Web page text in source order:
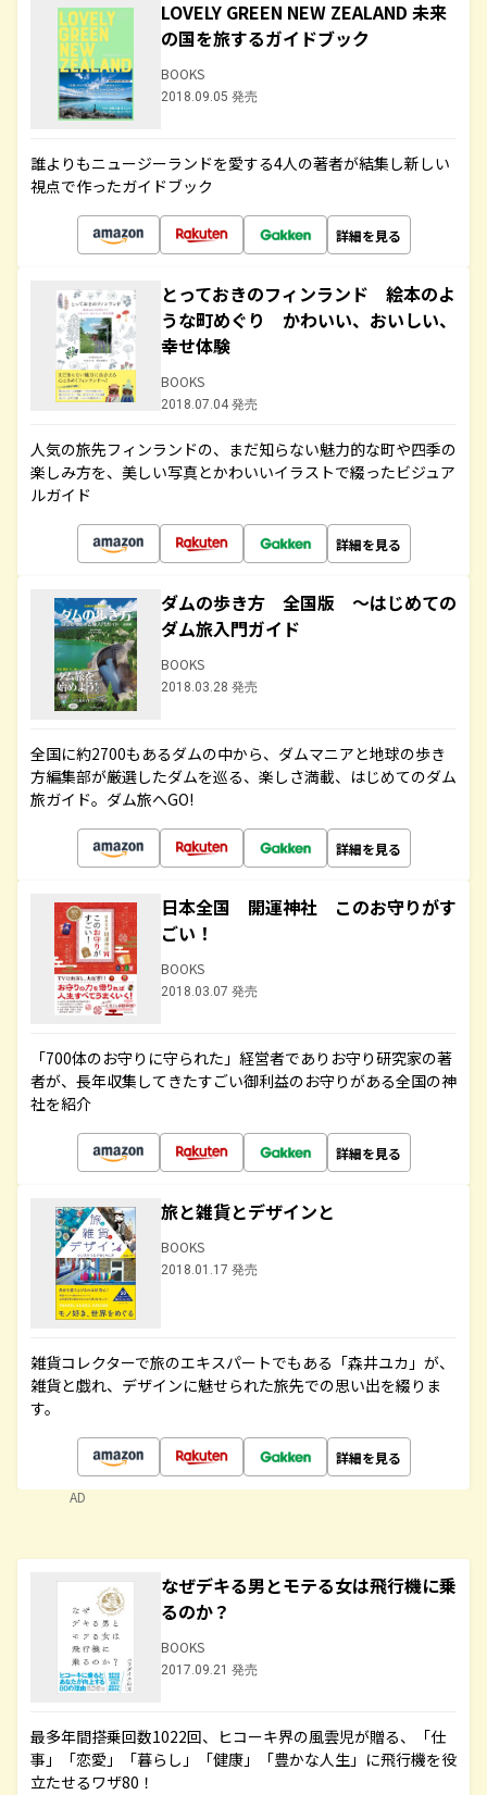
LOVELY GREEN NEW ZEALAND 未来
の国を旅するガイドブック
BOOKS
2018.09.05 発売
誰よりもニュージーランドを愛する4人の著者が結集し新しい
視点で作ったガイドブック
詳細を見る
とっておきのフィンランド 絵本のよ
うな町めぐり かわいい、おいしい、
幸せ体験
BOOKS
2018.07.04 発売
人気の旅先フィンランドの、まだ知らない魅力的な町や四季の
楽しみ方を、美しい写真とかわいいイラストで綴ったビジュア
ルガイド
詳細を見る
ダムの歩き方 全国版 ～はじめての
ダム旅入門ガイド
BOOKS
2018.03.28 発売
全国に約2700もあるダムの中から、ダムマニアと地球の歩き
方編集部が厳選したダムを巡る、楽しさ満載、はじめてのダム
旅ガイド。ダム旅へGO!
詳細を見る
日本全国 開運神社 このお守りがす
ごい！
BOOKS
2018.03.07 発売
「700体のお守りに守られた」経営者でありお守り研究家の著
者が、長年収集してきたすごい御利益のお守りがある全国の神
社を紹介
詳細を見る
旅と雑貨とデザインと
BOOKS
2018.01.17 発売
雑貨コレクターで旅のエキスパートでもある「森井ユカ」が、
雑貨と戯れ、デザインに魅せられた旅先での思い出を綴りま
す。
詳細を見る
AD
なぜデキる男とモテる女は飛行機に乗
るのか？
BOOKS
2017.09.21 発売
最多年間搭乗回数1022回、ヒコーキ界の風雲児が贈る、「仕
事」「恋愛」「暮らし」「健康」「豊かな人生」に飛行機を役
立たせるワザ80！